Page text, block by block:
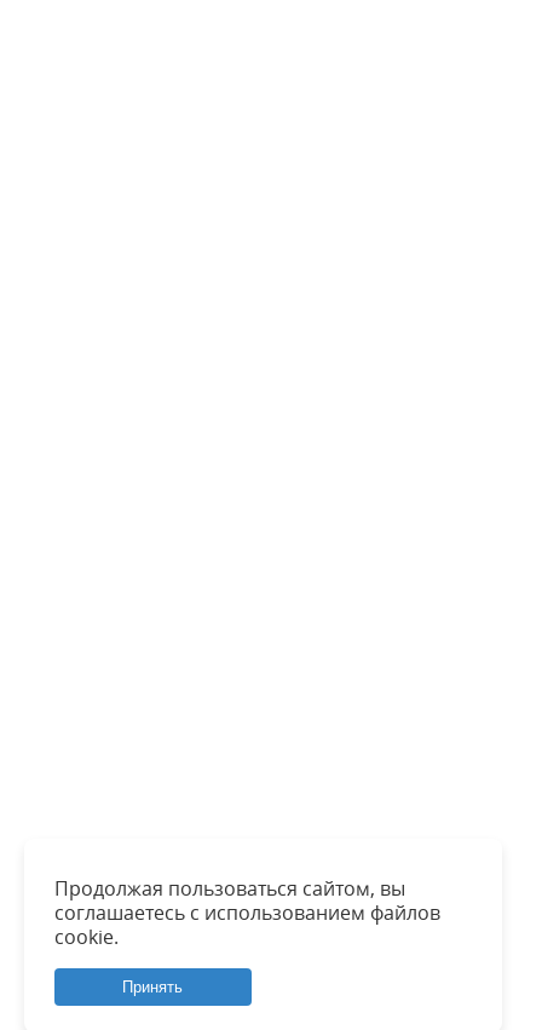
Продолжая пользоваться сайтом, вы
соглашаетесь с использованием файлов
cookie.
Принять